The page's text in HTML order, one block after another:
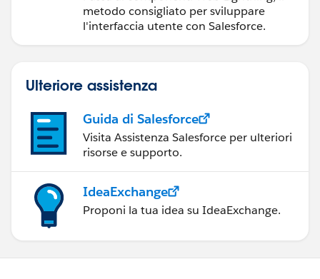
Lightning
metodo consigliato per sviluppare
l'interfaccia utente con Salesforce.
Ulteriore assistenza
Guida di Salesforce
Visita Assistenza Salesforce per ulteriori
risorse e supporto.
IdeaExchange
Proponi la tua idea su IdeaExchange.